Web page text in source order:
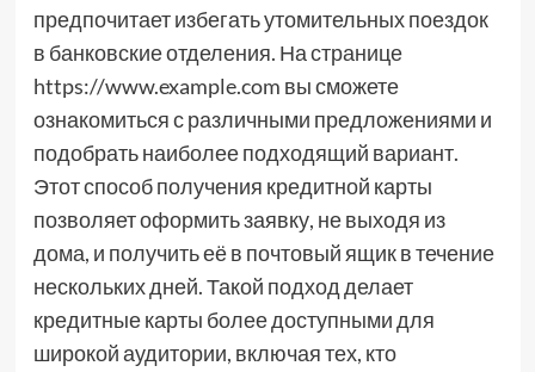
предпочитает избегать утомительных поездок
в банковские отделения. На странице
https://www.example.com вы сможете
ознакомиться с различными предложениями и
подобрать наиболее подходящий вариант.
Этот способ получения кредитной карты
позволяет оформить заявку, не выходя из
дома, и получить её в почтовый ящик в течение
нескольких дней. Такой подход делает
кредитные карты более доступными для
широкой аудитории, включая тех, кто